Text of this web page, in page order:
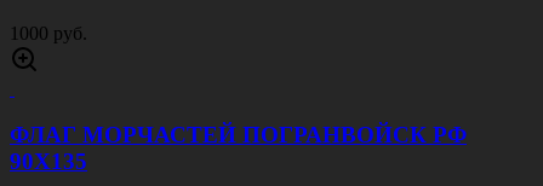
1000 руб.
ФЛАГ МОРЧАСТЕЙ ПОГРАНВОЙСК РФ
90Х135